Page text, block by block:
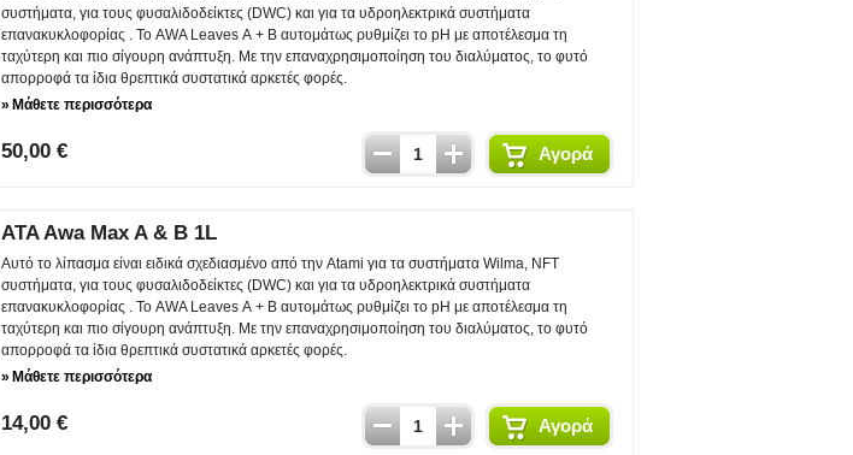
συστήματα, για τους φυσαλιδοδείκτες (DWC) και για τα υδροηλεκτρικά συστήματα
επανακυκλοφορίας . Το AWA Leaves А + B αυτομάτως ρυθμίζει το pH με αποτέλεσμα τη
ταχύτερη και πιο σίγουρη ανάπτυξη. Με την επαναχρησιμοποίηση του διαλύματος, το φυτό
απορροφά τα ίδια θρεπτικά συστατικά αρκετές φορές.
» Μάθετε περισσότερα
50,00 € Αγορά
ATA Awa Max A & B 1L
Αυτό το λίπασμα είναι ειδικά σχεδιασμένο από την Atami για τα συστήματα Wilma, NFT
συστήματα, για τους φυσαλιδοδείκτες (DWC) και για τα υδροηλεκτρικά συστήματα
επανακυκλοφορίας . Το AWA Leaves А + B αυτομάτως ρυθμίζει το pH με αποτέλεσμα τη
ταχύτερη και πιο σίγουρη ανάπτυξη. Με την επαναχρησιμοποίηση του διαλύματος, το φυτό
απορροφά τα ίδια θρεπτικά συστατικά αρκετές φορές.
» Μάθετε περισσότερα
14,00 € Αγορά